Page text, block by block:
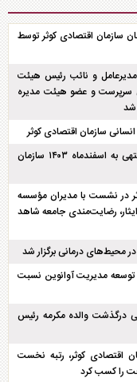
سازمان اقتصادی کوثر توسط
و نائب رئیس هیئت
سرپرست و عضو هیئت مدیره
شد
سازمان اقتصادی کوثر
مجمع عمومی عادی بطور فوق‌العاده سال مالی منتهی به اسفند‌ماه ۱۴۰۳ سازمان
در نشست با مدیران مؤسسه
رضایت‌مندی جامعه شاهد
محیط‌های درمانی برگزار شد
توسعه مدیریت آوانوین نسبت
درگذشت والده مکرمه رئیس
اقتصادی کوثر، رتبه نخست
را کسب کرد